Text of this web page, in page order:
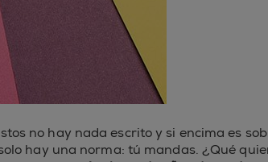
no hay nada escrito y si encima es
hay una norma: tú mandas. ¿Qué